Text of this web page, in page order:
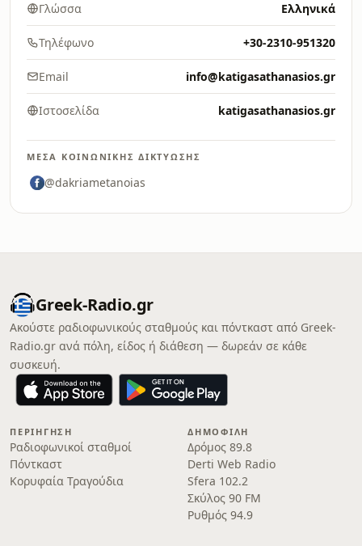
Γλώσσα Ελληνικά
Τηλέφωνο +30-2310-951320
Email info@katigasathanasios.gr
Ιστοσελίδα katigasathanasios.gr
ΜΈΣΑ ΚΟΙΝΩΝΙΚΉΣ ΔΙΚΤΎΩΣΗΣ
@dakriametanoias
Greek-Radio.gr
Ακούστε ραδιοφωνικούς σταθμούς και πόντκαστ από Greek-
Radio.gr ανά πόλη, είδος ή διάθεση — δωρεάν σε κάθε
συσκευή.
ΠΕΡΙΉΓΗΣΗ
Ραδιοφωνικοί σταθμοί
Πόντκαστ
Κορυφαία Τραγούδια
ΔΗΜΟΦΙΛΉ
Δρόμος 89.8
Derti Web Radio
Sfera 102.2
Σκύλος 90 FM
Ρυθμός 94.9